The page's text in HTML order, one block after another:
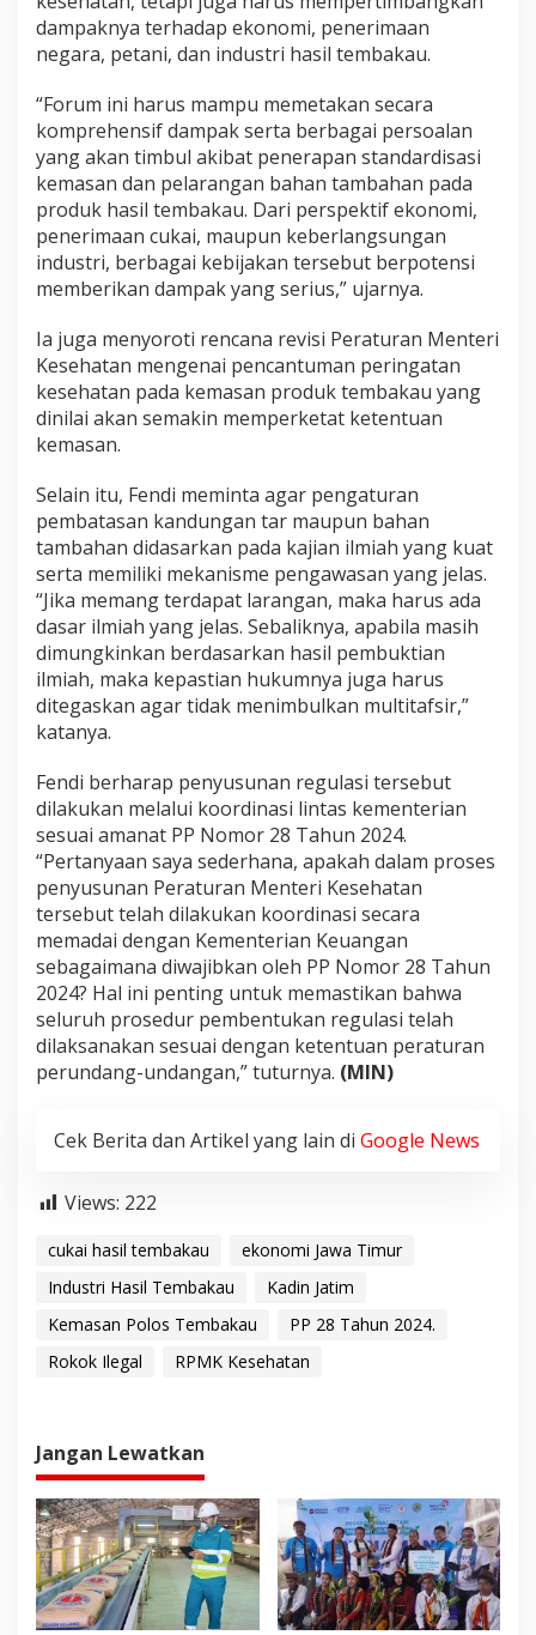
dampaknya terhadap ekonomi, penerimaan
negara, petani, dan industri hasil tembakau.
“Forum ini harus mampu memetakan secara
komprehensif dampak serta berbagai persoalan
yang akan timbul akibat penerapan standardisasi
kemasan dan pelarangan bahan tambahan pada
produk hasil tembakau. Dari perspektif ekonomi,
penerimaan cukai, maupun keberlangsungan
industri, berbagai kebijakan tersebut berpotensi
memberikan dampak yang serius,” ujarnya.
Ia juga menyoroti rencana revisi Peraturan Menteri
Kesehatan mengenai pencantuman peringatan
kesehatan pada kemasan produk tembakau yang
dinilai akan semakin memperketat ketentuan
kemasan.
Selain itu, Fendi meminta agar pengaturan
pembatasan kandungan tar maupun bahan
tambahan didasarkan pada kajian ilmiah yang kuat
serta memiliki mekanisme pengawasan yang jelas.
“Jika memang terdapat larangan, maka harus ada
dasar ilmiah yang jelas. Sebaliknya, apabila masih
dimungkinkan berdasarkan hasil pembuktian
ilmiah, maka kepastian hukumnya juga harus
ditegaskan agar tidak menimbulkan multitafsir,”
katanya.
Fendi berharap penyusunan regulasi tersebut
dilakukan melalui koordinasi lintas kementerian
sesuai amanat PP Nomor 28 Tahun 2024.
“Pertanyaan saya sederhana, apakah dalam proses
penyusunan Peraturan Menteri Kesehatan
tersebut telah dilakukan koordinasi secara
memadai dengan Kementerian Keuangan
sebagaimana diwajibkan oleh PP Nomor 28 Tahun
2024? Hal ini penting untuk memastikan bahwa
seluruh prosedur pembentukan regulasi telah
dilaksanakan sesuai dengan ketentuan peraturan
perundang-undangan,” tuturnya. (MIN)
Cek Berita dan Artikel yang lain di Google News
Views: 222
cukai hasil tembakau
ekonomi Jawa Timur
Industri Hasil Tembakau
Kadin Jatim
Kemasan Polos Tembakau
PP 28 Tahun 2024.
Rokok Ilegal
RPMK Kesehatan
Jangan Lewatkan